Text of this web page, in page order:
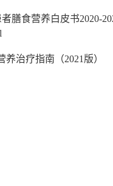
膳食营养白皮书2020-
治疗指南（2021版）